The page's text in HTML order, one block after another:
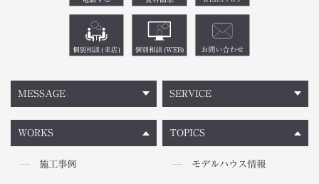
MESSAGE
WORKS
施工事例
TOPICS
モデルハウス情報
SERVICE